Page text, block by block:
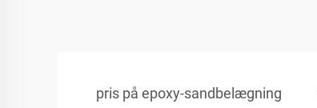
pris på epoxy-sandbelægning